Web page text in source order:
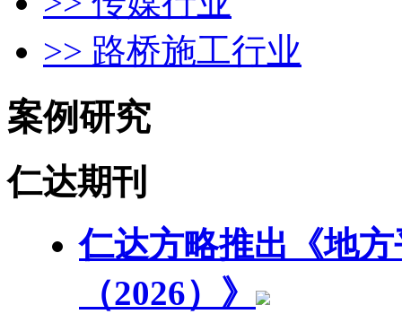
>> 路桥施工行业
案例研究
仁达期刊
仁达方略推出《地
（2026）》